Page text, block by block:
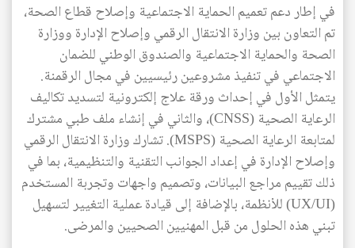
في إطار دعم تعميم الحماية الاجتماعية وإصلاح قطاع الصحة،
تم التعاون بين وزارة الانتقال الرقمي وإصلاح الإدارة ووزارة
الصحة والحماية الاجتماعية والصندوق الوطني للضمان
الاجتماعي في تنفيذ مشروعين رئيسيين في مجال الرقمنة.
يتمثل الأول في إحداث ورقة علاج إلكترونية لتسديد تكاليف
الرعاية الصحية (CNSS)، والثاني في إنشاء ملف طبي مشترك
لمتابعة الرعاية الصحية (MSPS). تشارك وزارة الانتقال الرقمي
وإصلاح الإدارة في إعداد الجوانب التقنية والتنظيمية، بما في
ذلك تقييم مراجع البيانات، وتصميم واجهات وتجربة المستخدم
(UX/UI) للأنظمة، بالإضافة إلى قيادة عملية التغيير لتسهيل
تبني هذه الحلول من قبل المهنيين الصحيين والمرضى.